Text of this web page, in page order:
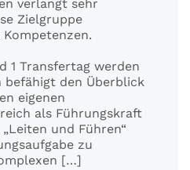
verlangt sehr
Zielgruppe
1 Transfertag werden
befähigt den Überblick
eigenen
als Führungskraft
und Führen“
zu
[…]